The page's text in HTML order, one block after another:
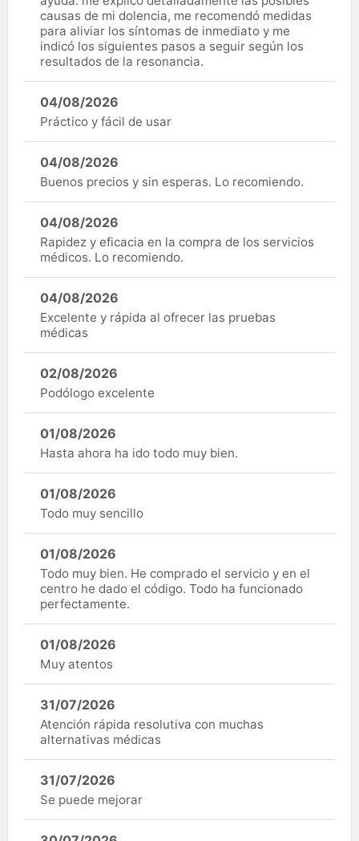
causas de mi dolencia, me recomendó medidas
para aliviar los síntomas de inmediato y me
indicó los siguientes pasos a seguir según los
resultados de la resonancia.
04/08/2026
Práctico y fácil de usar
04/08/2026
Buenos precios y sin esperas. Lo recomiendo.
04/08/2026
Rapidez y eficacia en la compra de los servicios
médicos. Lo recomiendo.
04/08/2026
Excelente y rápida al ofrecer las pruebas
médicas
02/08/2026
Podólogo excelente
01/08/2026
Hasta ahora ha ido todo muy bien.
01/08/2026
Todo muy sencillo
01/08/2026
Todo muy bien. He comprado el servicio y en el
centro he dado el código. Todo ha funcionado
perfectamente.
01/08/2026
Muy atentos
31/07/2026
Atención rápida resolutiva con muchas
alternativas médicas
31/07/2026
Se puede mejorar